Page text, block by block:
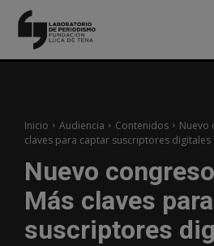
Inicio Audiencia Contenidos
Nuevo
claves para captar suscriptores digitales
Nuevo
Más claves
suscriptores